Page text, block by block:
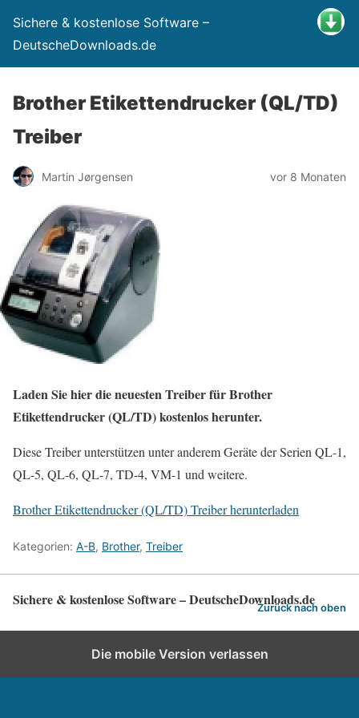
Sichere & kostenlose Software –
DeutscheDownloads.de
Brother Etikettendrucker (QL/TD)
Treiber
Martin Jørgensen vor 8 Monaten
Laden Sie hier die neuesten Treiber für Brother
Etikettendrucker (QL/TD) kostenlos herunter.
Diese Treiber unterstützen unter anderem Geräte der Serien QL-1,
QL-5, QL-6, QL-7, TD-4, VM-1 und weitere.
Brother Etikettendrucker (QL/TD) Treiber herunterladen
Kategorien: A-B, Brother, Treiber
Sichere & kostenlose Software – DeutscheDownloads.de
Zurück nach oben
Die mobile Version verlassen